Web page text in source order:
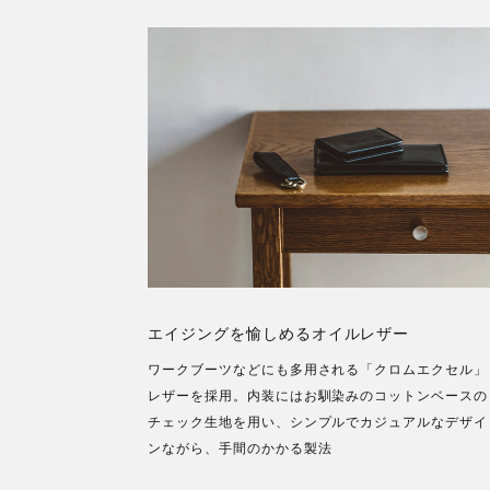
エイジングを愉しめるオイルレザー
ワークブーツなどにも多用される「クロムエクセル」
レザーを採用。内装にはお馴染みのコットンベースの
チェック生地を用い、シンプルでカジュアルなデザイ
ンながら、手間のかかる製法